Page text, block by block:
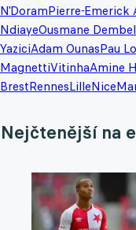
Nejčtenější na
N'DoramPierre-Emerick
NdiayeOusmane
YaziciAdam OunasPau
MagnettiVitinhaAmine
BrestRennesLilleNice